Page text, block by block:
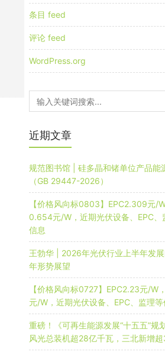
条目 feed
评论 feed
WordPress.org
近期文章
规范图书馆 | 硅多晶和锗单位产品能
（GB 29447-2026）
【价格风向标0803】EPC2.309元/
0.654元/W，近期光伏设备、EPC、
信息
王勃华 | 2026年光伏行业上半年发
年形势展望
【价格风向标0727】EPC2.23元/W
元/W，近期光伏设备、EPC、监理等
重磅！《可再生能源发展“十五五”规
风光总装机超28亿千瓦，三北新增